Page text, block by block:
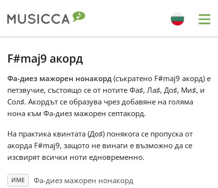
Български
Dansk
Deutsch
F#maj9 акорд
Фа-диез мажорен нонакорд (съкратено F#maj9 акорд) е
петзвучие, състоящо се от нотите Фа♯, Ла♯, До♯, Ми♯, и
Сол♯. Акордът се образува чрез добавяне на голяма
нона към Фа-диез мажорен септакорд.
На практика квинтата (До♯) понякога се пропуска от
акорда F#maj9, защото не винаги е възможно да се
изсвирят всички ноти едновременно.
ИМЕ Фа-диез мажорен нонакорд